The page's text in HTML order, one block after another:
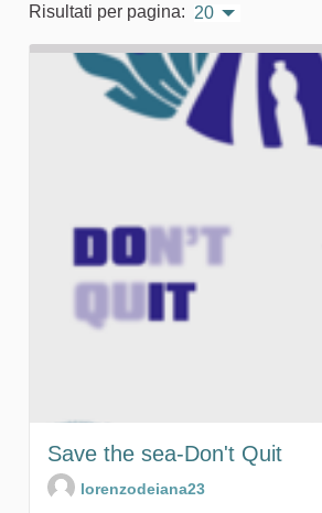
Risultati per pagina: 20
Save the sea-Don't Quit
lorenzodeiana23